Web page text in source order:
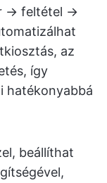
→ feltétel →
az
így
hatékonyabbá
beállíthat